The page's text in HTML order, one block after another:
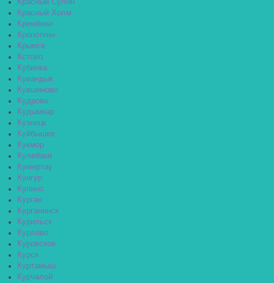
Красный Сулин
Красный Холм
Кремёнки
Кропоткин
Крымск
Кстово
Кубинка
Кувандык
Кувшиново
Кудрово
Кудымкар
Кузнецк
Куйбышев
Кукмор
Кулебаки
Кумертау
Кунгур
Купино
Курган
Курганинск
Курильск
Курлово
Куровское
Курск
Куртамыш
Курчалой